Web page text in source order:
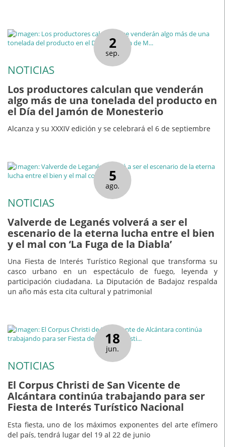
2
sep.
NOTICIAS
Los productores calculan que venderán
algo más de una tonelada del producto en
el Día del Jamón de Monesterio
Alcanza y su XXXIV edición y se celebrará el 6 de septiembre
5
ago.
NOTICIAS
Valverde de Leganés volverá a ser el
escenario de la eterna lucha entre el bien
y el mal con ‘La Fuga de la Diabla’
Una Fiesta de Interés Turístico Regional que transforma su
casco urbano en un espectáculo de fuego, leyenda y
participación ciudadana. La Diputación de Badajoz respalda
un año más esta cita cultural y patrimonial
18
jun.
NOTICIAS
El Corpus Christi de San Vicente de
Alcántara continúa trabajando para ser
Fiesta de Interés Turístico Nacional
Esta fiesta, uno de los máximos exponentes del arte efímero
del país, tendrá lugar del 19 al 22 de junio